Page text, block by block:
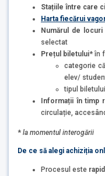
Stațiile între care
Harta fiecărui
Numărul de locuri
selectat
Prețul biletului* în
categorie
elev/
tipul
Informații în timp
circulație,
* la momentul interogării
De ce să alegi achiziția
Procesul este